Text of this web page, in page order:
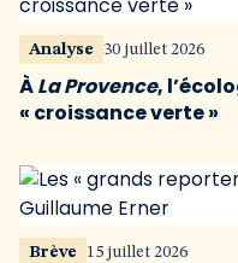
Analyse 30 juillet 2026
ÀLa Provence,
« croissance verte »
Brève 15 juillet 2026